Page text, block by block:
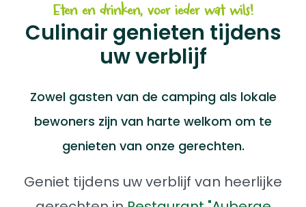
Eten en drinken, voor ieder wat wils!
Culinair genieten tijdens
uw verblijf
Zowel gasten van de camping als lokale
bewoners zijn van harte welkom om te
genieten van onze gerechten.
Geniet tijdens uw verblijf van heerlijke